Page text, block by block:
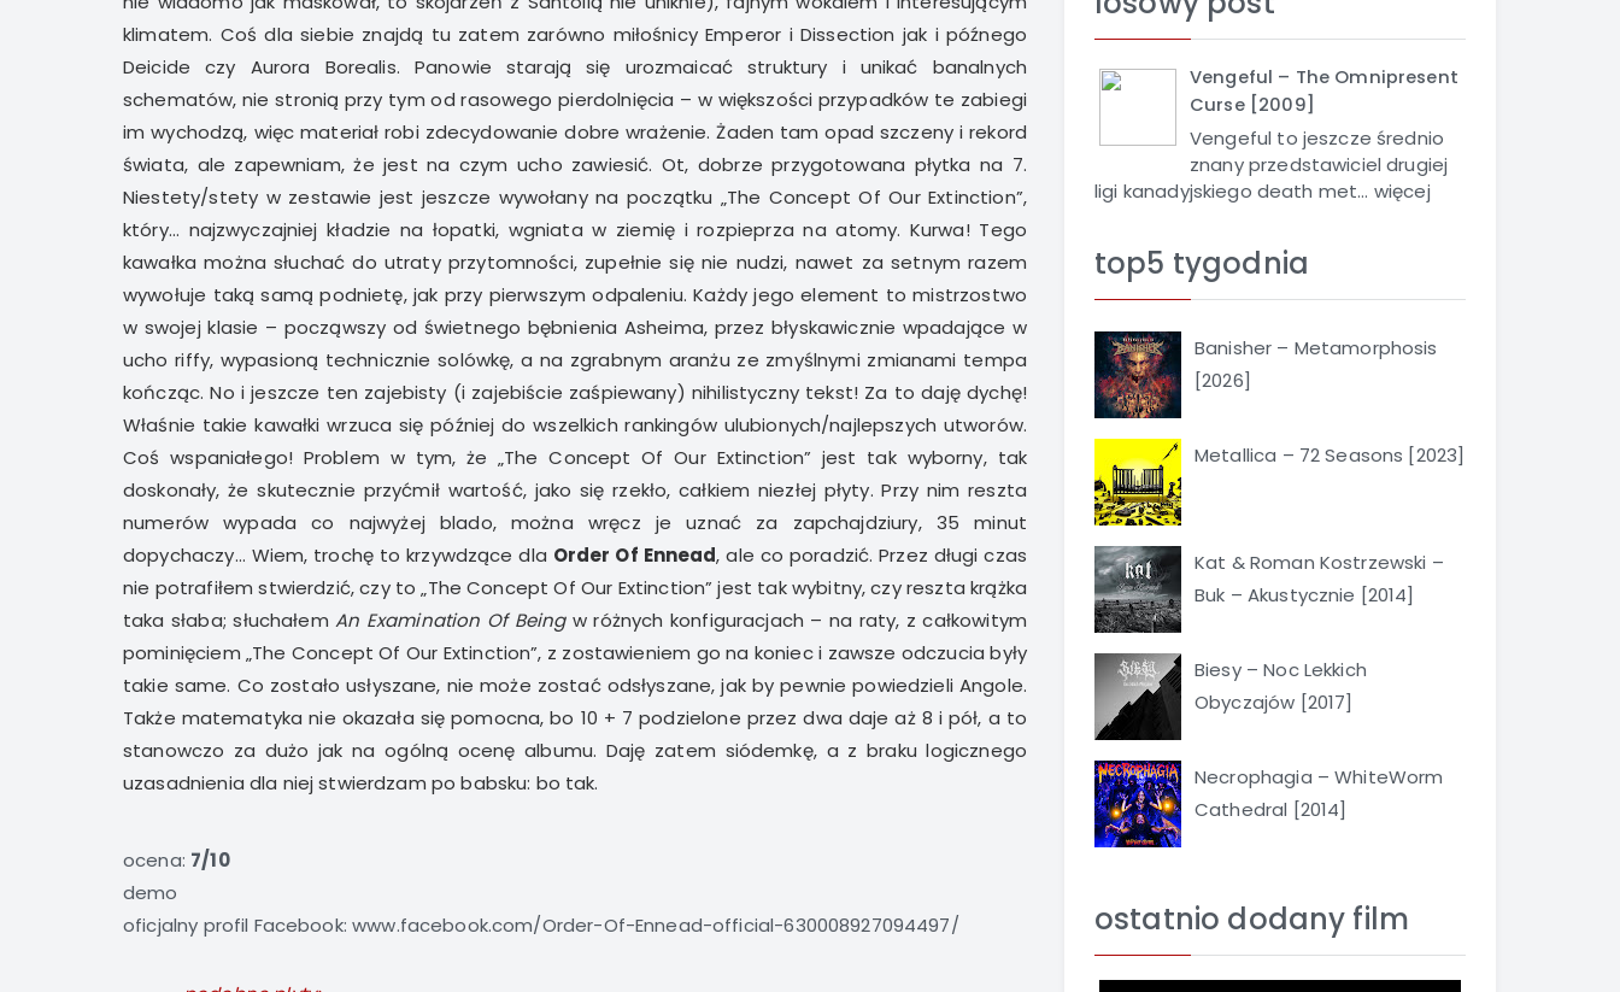
klimatem. Coś dla siebie znajdą tu zatem zarówno miłośnicy Emperor i Dissection jak i późnego
Deicide czy Aurora Borealis. Panowie starają się urozmaicać struktury i unikać banalnych
schematów, nie stronią przy tym od rasowego pierdolnięcia – w większości przypadków te zabiegi
im wychodzą, więc materiał robi zdecydowanie dobre wrażenie. Żaden tam opad szczeny i rekord
świata, ale zapewniam, że jest na czym ucho zawiesić. Ot, dobrze przygotowana płytka na 7.
Niestety/stety w zestawie jest jeszcze wywołany na początku „The Concept Of Our Extinction”,
który… najzwyczajniej kładzie na łopatki, wgniata w ziemię i rozpieprza na atomy. Kurwa! Tego
kawałka można słuchać do utraty przytomności, zupełnie się nie nudzi, nawet za setnym razem
wywołuje taką samą podnietę, jak przy pierwszym odpaleniu. Każdy jego element to mistrzostwo
w swojej klasie – począwszy od świetnego bębnienia Asheima, przez błyskawicznie wpadające w
ucho riffy, wypasioną technicznie solówkę, a na zgrabnym aranżu ze zmyślnymi zmianami tempa
kończąc. No i jeszcze ten zajebisty (i zajebiście zaśpiewany) nihilistyczny tekst! Za to daję dychę!
Właśnie takie kawałki wrzuca się później do wszelkich rankingów ulubionych/najlepszych utworów.
Coś wspaniałego! Problem w tym, że „The Concept Of Our Extinction” jest tak wyborny, tak
doskonały, że skutecznie przyćmił wartość, jako się rzekło, całkiem niezłej płyty. Przy nim reszta
numerów wypada co najwyżej blado, można wręcz je uznać za zapchajdziury, 35 minut
dopychaczy… Wiem, trochę to krzywdzące dla Order Of Ennead, ale co poradzić. Przez długi czas
nie potrafiłem stwierdzić, czy to „The Concept Of Our Extinction” jest tak wybitny, czy reszta krążka
taka słaba; słuchałemAn Examination Of Beingw różnych konfiguracjach – na raty, z całkowitym
pominięciem „The Concept Of Our Extinction”, z zostawieniem go na koniec i zawsze odczucia były
takie same. Co zostało usłyszane, nie może zostać odsłyszane, jak by pewnie powiedzieli Angole.
Także matematyka nie okazała się pomocna, bo 10 + 7 podzielone przez dwa daje aż 8 i pół, a to
stanowczo za dużo jak na ogólną ocenę albumu. Daję zatem siódemkę, a z braku logicznego
uzasadnienia dla niej stwierdzam po babsku: bo tak.
ocena: 7/10
demo
oficjalny profil Facebook:www.facebook.com/Order-Of-Ennead-official-630008927094497/
Vengeful – The Omnipresent
Curse [2009]
Vengeful to jeszcze średnio
znany przedstawiciel drugiej
ligi kanadyjskiego death met... więcej
top5 tygodnia
Banisher – Metamorphosis
[2026]
Metallica – 72 Seasons [2023]
Kat & Roman Kostrzewski –
Buk – Akustycznie [2014]
Biesy – Noc Lekkich
Obyczajów [2017]
Necrophagia – WhiteWorm
Cathedral [2014]
ostatnio dodany film